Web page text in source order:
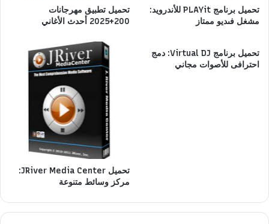
تحميل برنامج PLAYit للأندرويد:
مشغل فىديو ممتاز
تحميل تطبيق مهرجانات
200+2025 أحدث الأغاني
تحميل برنامج Virtual DJ: دمج
احترافى للأصوات مجاني
تحميل JRiver Media Center:
مركز وسائط متنوعة